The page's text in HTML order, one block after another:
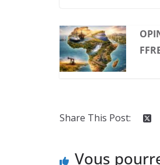
Share This Post:
Vous